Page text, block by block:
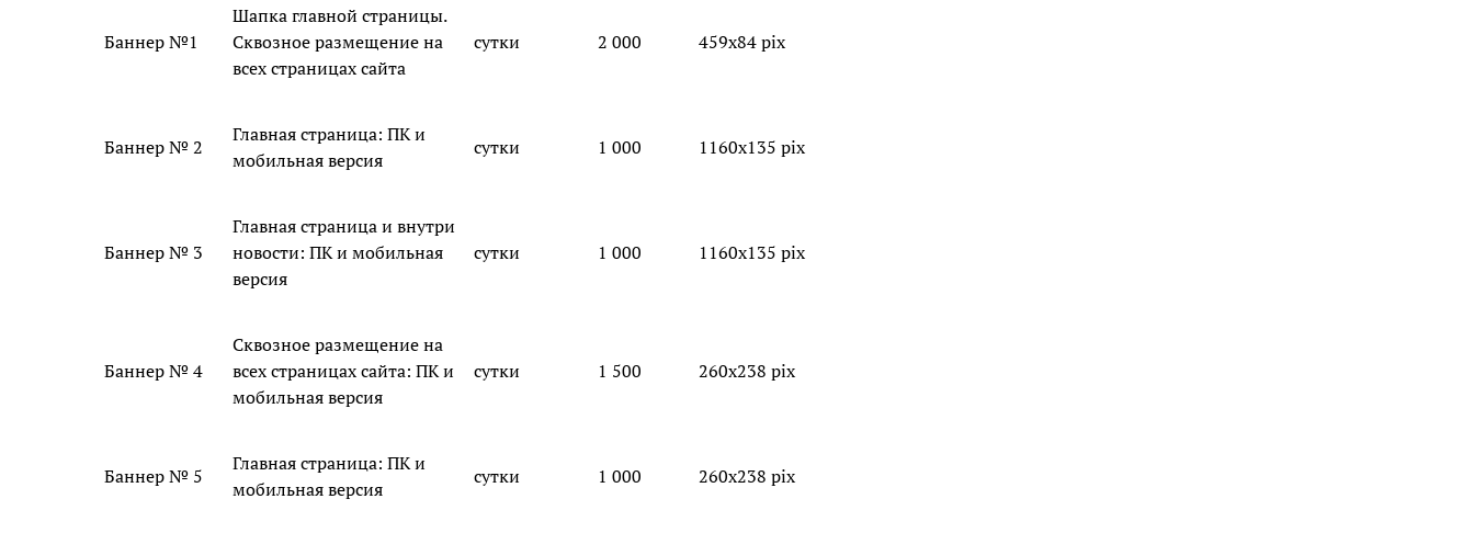
Баннер №1
Шапка главной страницы.
Сквозное размещение на
всех страницах сайта
сутки 2 000 459х84 pix
Баннер № 2
Главная страница: ПК и
мобильная версия
сутки 1 000 1160х135 pix
Баннер № 3
Главная страница и внутри
новости: ПК и мобильная
версия
сутки 1 000 1160х135 pix
Баннер № 4
Сквозное размещение на
всех страницах сайта: ПК и
мобильная версия
сутки 1 500 260х238 pix
Баннер № 5
Главная страница: ПК и
мобильная версия
сутки 1 000 260х238 pix